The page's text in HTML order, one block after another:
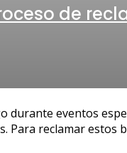
de
durante eventos
Para reclamar estos